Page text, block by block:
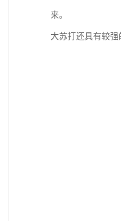
来。
大苏打还具有较强